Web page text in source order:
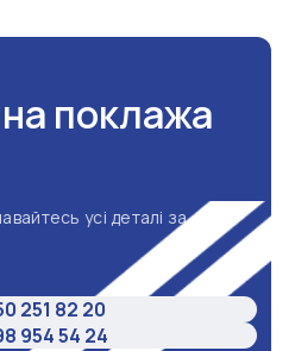
поклажа
усі деталі за
251 82 20
954 54 24